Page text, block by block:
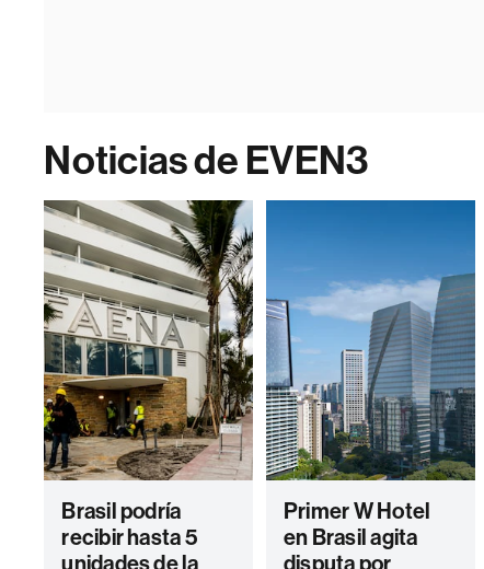
Noticias de EVEN3
Brasil podría
recibir hasta 5
unidades de la
Primer W Hotel
en Brasil agita
disputa por